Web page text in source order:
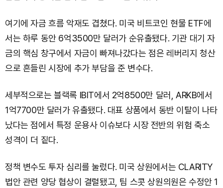
여기에 자금 흐름 악재도 겹쳤다. 미국 비트코인 현물 ETF에
서는 하루 동안 6억3500만 달러가 순유출됐다. 기관 대기 자
금의 핵심 창구에서 자금이 빠져나갔다는 점은 레버리지 청산
으로 흔들린 시장에 추가 부담을 준 변수다.
세부적으로는 블랙록 IBIT에서 2억8500만 달러, ARKB에서
1억7700만 달러가 유출됐다. 대표 상품에서 동반 이탈이 나타
났다는 점에서 특정 운용사 이슈보다 시장 전반의 위험 축소
성격이 더 짙다.
정책 변수도 투자 심리를 눌렀다. 미국 상원에서는 CLARITY
법안 관련 양당 협상이 결렬됐고, 팀 스콧 상원의원은 수정안 1